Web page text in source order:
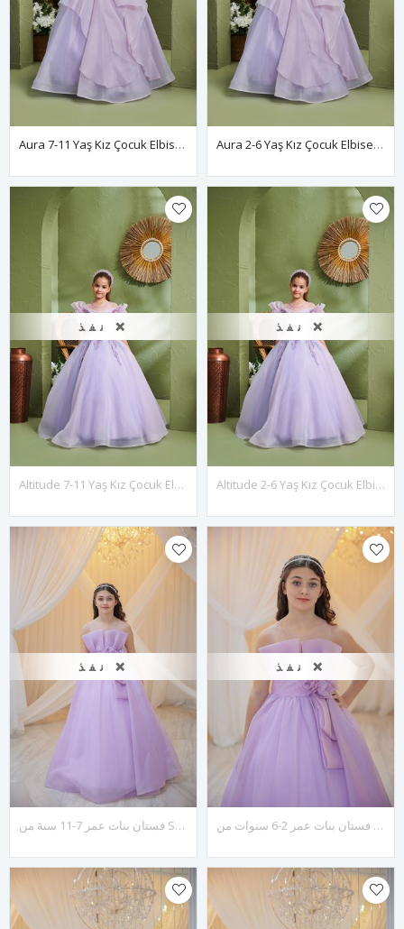
Aura 7-11 Yaş Kız Çocuk Elbise 30165 Lila Aura 2-6 Yaş Kız Çocuk Elbise 20165 Lila
نفذ ❌
Altitude 7-11 Yaş Kız Çocuk Elbise 30159 Lila
نفذ ❌
Altitude 2-6 Yaş Kız Çocuk Elbise 20159 Lila
نفذ ❌
فستان بنات عمر 7-11 سنة من Sylva رقم 30134 أرجواني فاتح
نفذ ❌
فستان بنات عمر 2-6 سنوات من Sylva رقم 20134 أرجواني فاتح